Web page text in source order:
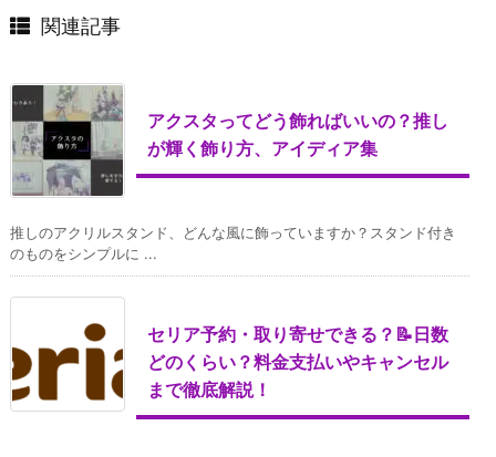
関連記事
アクスタってどう飾ればいいの？推し
が輝く飾り方、アイディア集
推しのアクリルスタンド、どんな風に飾っていますか？スタンド付き
のものをシンプルに ...
セリア予約・取り寄せできる？📝日数
どのくらい？料金支払いやキャンセル
まで徹底解説！